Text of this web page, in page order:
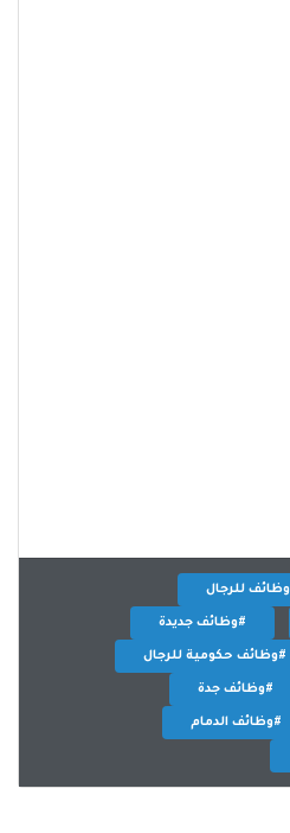
للرجال
#وظائف جديدة
#وظائف حكومية للرجال
#وظائف جدة
#وظائف الدمام